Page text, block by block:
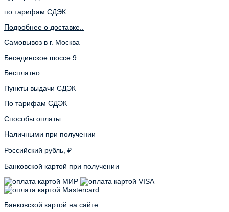
по тарифам СДЭК
Подробнее о доставке..
Самовывоз в г. Москва
Бесединское шоссе 9
Бесплатно
Пункты выдачи СДЭК
По тарифам СДЭК
Способы оплаты
Наличными при получении
Российский рубль, ₽
Банковской картой при получении
Банковской картой на сайте